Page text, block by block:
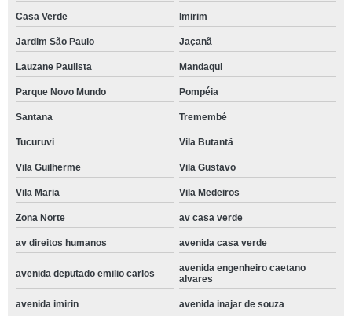
Casa Verde Imirim
Jardim São Paulo Jaçanã
Lauzane Paulista Mandaqui
Parque Novo Mundo Pompéia
Santana Tremembé
Tucuruvi Vila Butantã
Vila Guilherme Vila Gustavo
Vila Maria Vila Medeiros
Zona Norte av casa verde
av direitos humanos avenida casa verde
avenida deputado emilio carlos
avenida engenheiro caetano
alvares
avenida imirin avenida inajar de souza